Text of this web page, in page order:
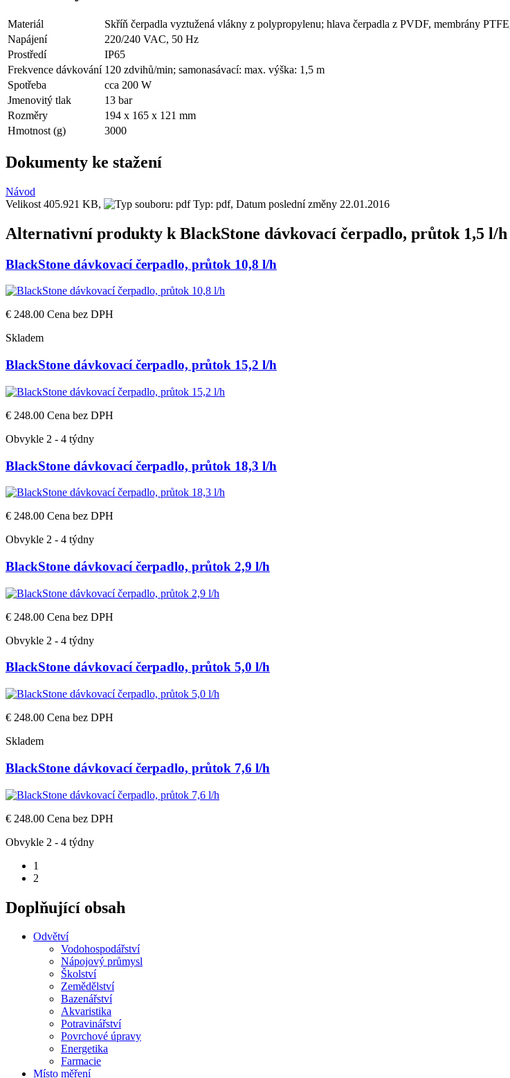
Materiál
Skříň čerpadla vyztužená vlákny z polypropylenu; hlava čerpadla z PVDF, membrány
Napájení
220/240 VAC, 50 Hz
Prostředí
IP65
Frekvence dávkování 120 zdvihů/min; samonasávací: max. výška: 1,5 m
Spotřeba
cca 200 W
Jmenovitý tlak
13 bar
Rozměry
194 x 165 x 121 mm
Hmotnost (g)
3000
Dokumenty ke stažení
Návod
Velikost 405.921 KB,
Typ: pdf, Datum poslední změny 22.01.2016
Alternativní produkty k BlackStone dávkovací čerpadlo, průtok 1,5 l/h
BlackStone dávkovací čerpadlo, průtok 10,8 l/h
€ 248.00 Cena bez DPH
Skladem
BlackStone dávkovací čerpadlo, průtok 15,2 l/h
€ 248.00 Cena bez DPH
Obvykle 2 - 4 týdny
BlackStone dávkovací čerpadlo, průtok 18,3 l/h
€ 248.00 Cena bez DPH
Obvykle 2 - 4 týdny
BlackStone dávkovací čerpadlo, průtok 2,9 l/h
€ 248.00 Cena bez DPH
Obvykle 2 - 4 týdny
BlackStone dávkovací čerpadlo, průtok 5,0 l/h
€ 248.00 Cena bez DPH
Skladem
BlackStone dávkovací čerpadlo, průtok 7,6 l/h
€ 248.00 Cena bez DPH
Obvykle 2 - 4 týdny
1
2
Doplňující obsah
Odvětví
Vodohospodářství
Nápojový průmysl
Školství
Zemědělství
Bazenářství
Akvaristika
Potravinářství
Povrchové úpravy
Energetika
Farmacie
Místo měření